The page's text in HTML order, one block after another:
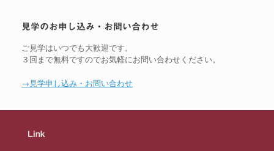
見学のお申し込み・お問い合わせ
ご見学はいつでも大歓迎です。
３回まで無料ですのでお気軽にお問い合わせください。
→見学申し込み・お問い合わせ
Link